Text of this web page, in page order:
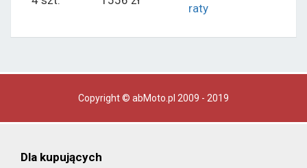
raty
Copyright © abMoto.pl 2009 - 2019
Dla kupujących